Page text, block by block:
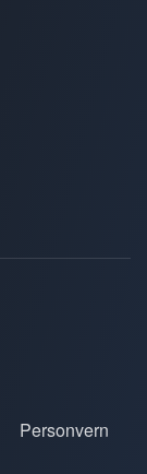
Personvern